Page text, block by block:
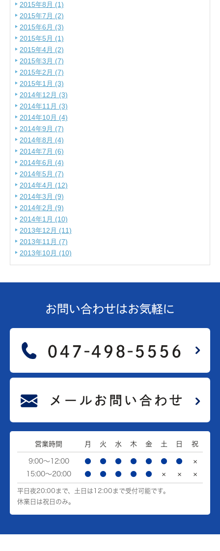
2015年8月 (1)
2015年7月 (2)
2015年6月 (3)
2015年5月 (1)
2015年4月 (2)
2015年3月 (7)
2015年2月 (7)
2015年1月 (3)
2014年12月 (3)
2014年11月 (3)
2014年10月 (4)
2014年9月 (7)
2014年8月 (4)
2014年7月 (6)
2014年6月 (4)
2014年5月 (7)
2014年4月 (12)
2014年3月 (9)
2014年2月 (9)
2014年1月 (10)
2013年12月 (11)
2013年11月 (7)
2013年10月 (10)
お問い合わせはお気軽に
営業時間 月 火 水 木 金 土 日 祝
9:00～12:00 ● ● ● ● ● ● ●
×
15:00～20:00
● ● ● ● ● × × ×
平日夜20:00まで、土日は12:00まで受付可能です。
休業日は祝日のみ。